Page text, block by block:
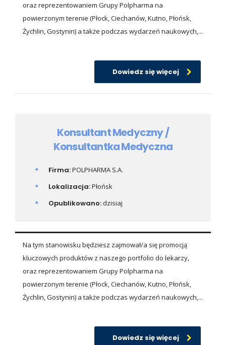
oraz reprezentowaniem Grupy Polpharma na
powierzonym terenie (Płock, Ciechanów, Kutno, Płońsk,
Żychlin, Gostynin) a także podczas wydarzeń naukowych,...
Dowiedz się więcej
Konsultant Medyczny /
Konsultantka Medyczna
Firma:POLPHARMA S.A.
Lokalizacja:Płońsk
Opublikowano:dzisiaj
Na tym stanowisku będziesz zajmował/a się promocją
kluczowych produktów z naszego portfolio do lekarzy,
oraz reprezentowaniem Grupy Polpharma na
powierzonym terenie (Płock, Ciechanów, Kutno, Płońsk,
Żychlin, Gostynin) a także podczas wydarzeń naukowych,...
Dowiedz się więcej